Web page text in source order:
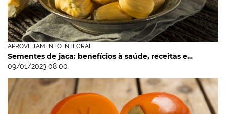
APROVEITAMENTO INTEGRAL
Sementes de jaca: benefícios à saúde, receitas e…
09/01/2023 08:00